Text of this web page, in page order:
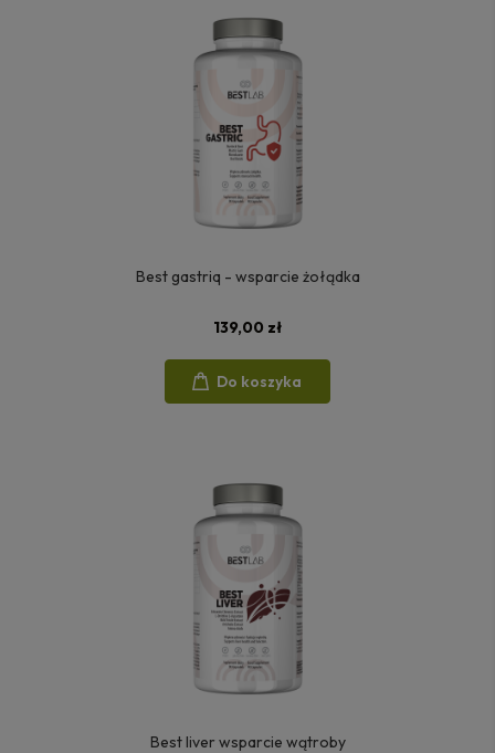
Best gastriq - wsparcie żołądka
139,00 zł
Do koszyka
Best liver wsparcie wątroby